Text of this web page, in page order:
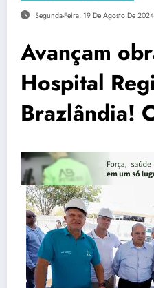
Segunda-Feira, 19 De Agosto De 2024
Avançam
Hospital
Brazlândia!